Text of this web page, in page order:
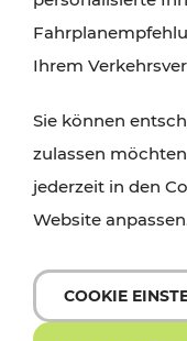
Ihrem
Sie können
zulassen
jederzeit in den
Website
COOKIE